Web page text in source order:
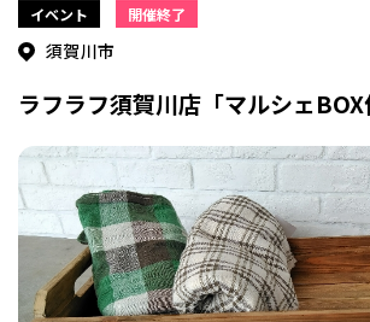
カフェ
お酒 洋食
開成山公園
デート・友達と ひとりで
美容室
美容アイテム エイジングケア
ファッション
スポーツ・アウト
ドア
ギフト・お土産
お仕事探し
保険 病院・クリニック
家づくり
リフォーム・リノ
ベーション
自治体インフォ
イベント 開催終了
須賀川市
ラフラフ須賀川店「マルシェBOX